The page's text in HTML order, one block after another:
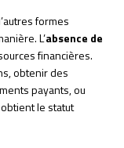
formes
L’absence de
financières.
obtenir des
payants, ou
le statut